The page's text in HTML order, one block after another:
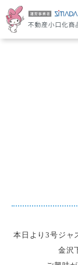
本日より3号ジャ
金沢